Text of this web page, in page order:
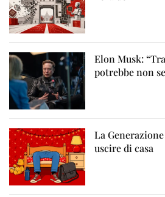
Elon Musk:
potrebbe non
La
uscire di casa